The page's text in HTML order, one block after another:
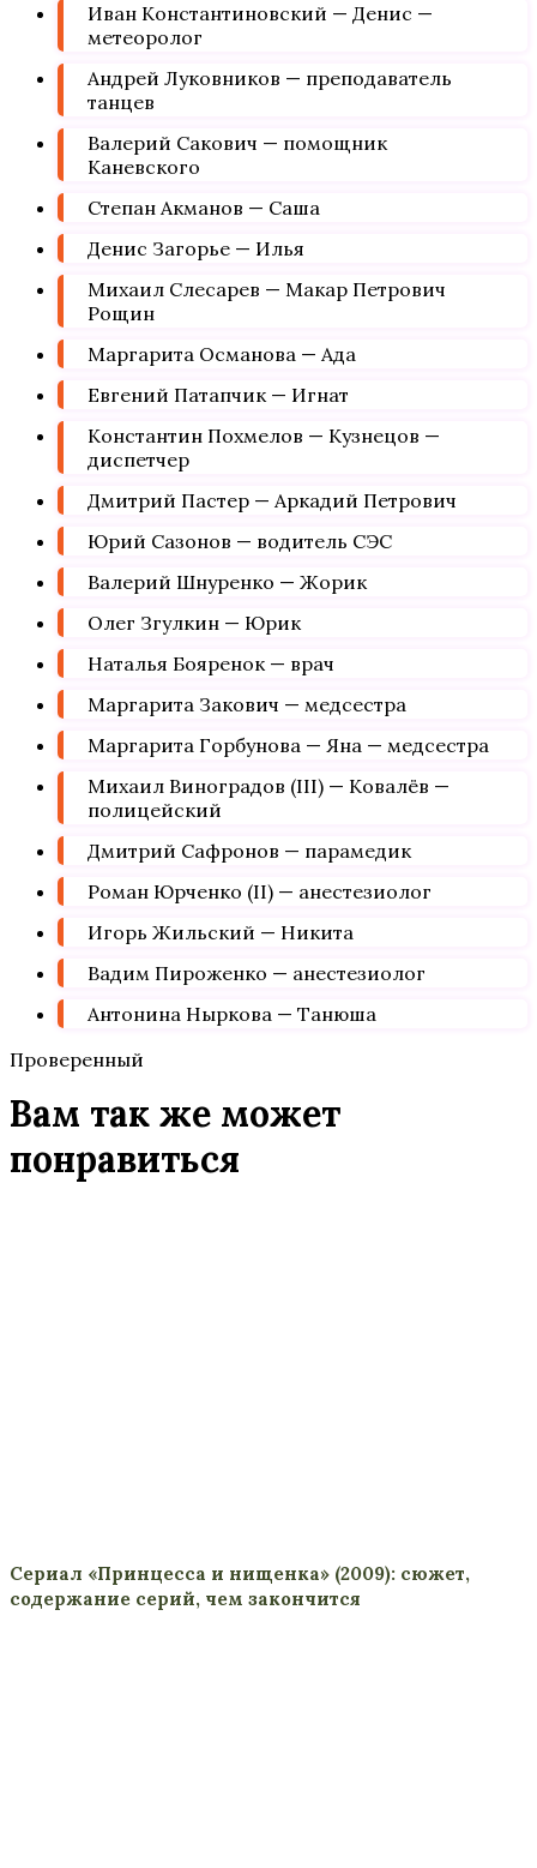
Иван Константиновский — Денис —
метеоролог
Андрей Луковников — преподаватель
танцев
Валерий Сакович — помощник
Каневского
Степан Акманов — Саша
Денис Загорье — Илья
Михаил Слесарев — Макар Петрович
Рощин
Маргарита Османова — Ада
Евгений Патапчик — Игнат
Константин Похмелов — Кузнецов —
диспетчер
Дмитрий Пастер — Аркадий Петрович
Юрий Сазонов — водитель СЭС
Валерий Шнуренко — Жорик
Олег Згулкин — Юрик
Наталья Бояренок — врач
Маргарита Закович — медсестра
Маргарита Горбунова — Яна — медсестра
Михаил Виноградов (III) — Ковалёв —
полицейский
Дмитрий Сафронов — парамедик
Роман Юрченко (II) — анестезиолог
Игорь Жильский — Никита
Вадим Пироженко — анестезиолог
Антонина Ныркова — Танюша
Проверенный
Вам так же может
понравиться
Сериал «Принцесса и нищенка» (2009): сюжет,
содержание серий, чем закончится